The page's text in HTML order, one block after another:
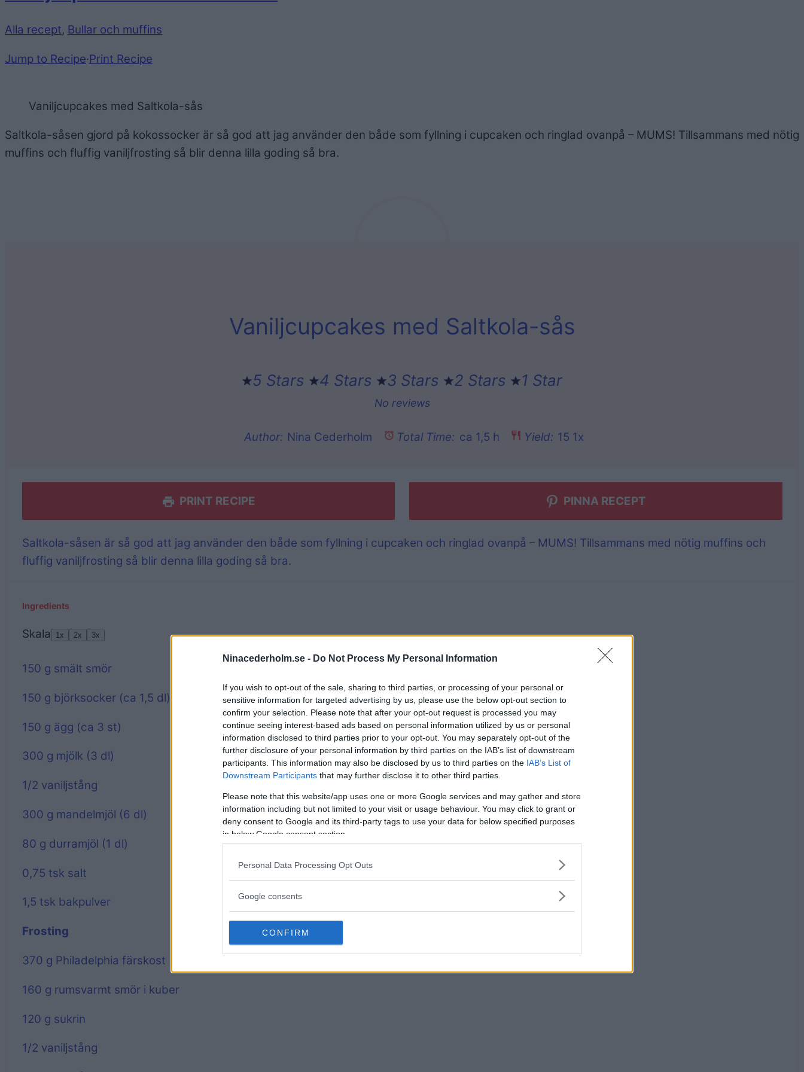
Ninacederholm.se - Do Not Process My Personal Information
If you wish to opt-out of the sale, sharing to third parties, or processing of your personal or
sensitive information for targeted advertising by us, please use the below opt-out section to
confirm your selection. Please note that after your opt-out request is processed you may
continue seeing interest-based ads based on personal information utilized by us or personal
information disclosed to third parties prior to your opt-out. You may separately opt-out of the
further disclosure of your personal information by third parties on the IAB’s list of downstream
participants. This information may also be disclosed by us to third parties on the IAB’s List of
Downstream Participants that may further disclose it to other third parties.
Please note that this website/app uses one or more Google services and may gather and store
information including but not limited to your visit or usage behaviour. You may click to grant or
deny consent to Google and its third-party tags to use your data for below specified purposes
in below Google consent section.
Personal Data Processing Opt Outs
Google consents
CONFIRM
Alla recept, Bullar och muffins
Jump to Recipe·Print Recipe
Vaniljcupcakes med Saltkola-sås
Saltkola-såsen gjord på kokossocker är så god att jag använder den både som fyllning i cupcaken och ringlad ovanpå – MUMS! Tillsammans med nötig
muffins och fluffig vaniljfrosting så blir denna lilla goding så bra.
Vaniljcupcakes med Saltkola-sås
5 Stars 4 Stars 3 Stars 2 Stars 1 Star
No reviews
Author: Nina Cederholm Total Time: ca 1,5 h Yield: 1 5 1x
PRINT RECIPE PINNA RECEPT
Saltkola-såsen är så god att jag använder den både som fyllning i cupcaken och ringlad ovanpå – MUMS! Tillsammans med nötig muffins och
fluffig vaniljfrosting så blir denna lilla goding så bra.
Ingredients
Skala 1x 2x 3x
150 g smält smör
150 g björksocker (ca 1,5 dl)
150 g ägg (ca 3 st)
300 g mjölk (3 dl)
1/2 vaniljstång
300 g mandelmjöl (6 dl)
80 g durramjöl (1 dl)
0,75 tsk salt
1,5 tsk bakpulver
Frosting
370 g Philadelphia färskost
160 g rumsvarmt smör i kuber
120 g sukrin
1/2 vaniljstång